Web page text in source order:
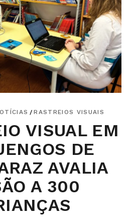
RASTREIOS VISUAIS
VISUAL EM
DE
AVALIA
A 300